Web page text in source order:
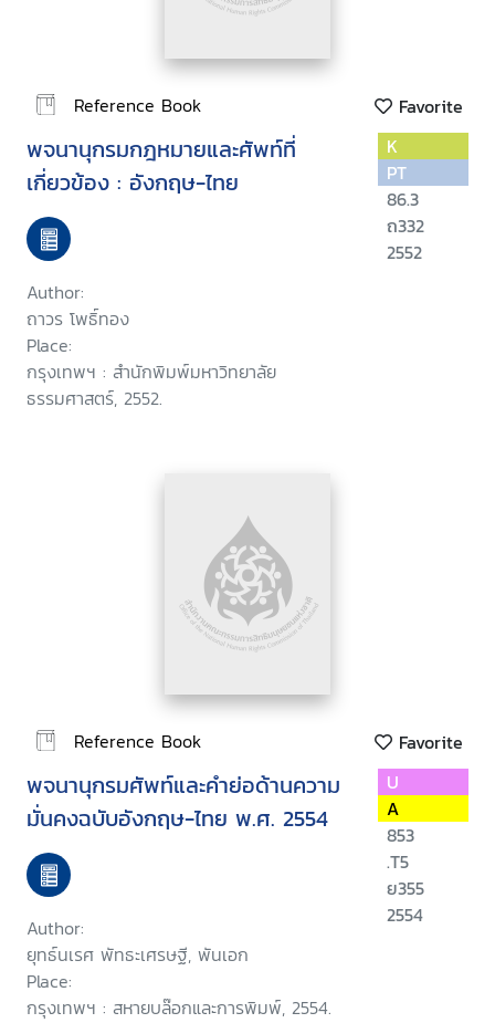
Reference Book Favorite
พจนานุกรมกฎหมายและศัพท์ที่
เกี่ยวข้อง : อังกฤษ-ไทย
Author:
ถาวร โพธิ์ทอง
Place:
กรุงเทพฯ : สำนักพิมพ์มหาวิทยาลัย
ธรรมศาสตร์, 2552.
K
PT
86.3
ถ332
2552
Reference Book Favorite
พจนานุกรมศัพท์และคำย่อด้านความ
มั่นคงฉบับอังกฤษ-ไทย พ.ศ. 2554
Author:
ยุทธ์นเรศ พัทธะเศรษฐี, พันเอก
Place:
กรุงเทพฯ : สหายบล๊อกและการพิมพ์, 2554.
U
A
853
.T5
ย355
2554